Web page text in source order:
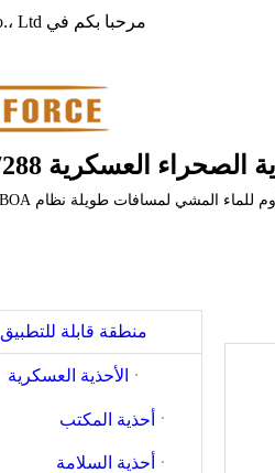
مرحبا بكم في Milforce Equipment Co.، Ltd!
منطقة قابلة للتطبيق
الأحذية العسكرية
أحذية المكتب
أحذية السلامة